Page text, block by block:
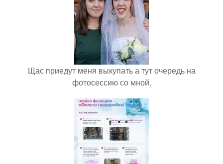
Щас приедут меня выкупать а тут очередь на
фотосессию со мной.